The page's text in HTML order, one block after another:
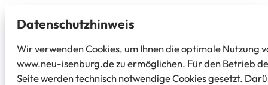
Datenschutz­hinweis
Wir verwenden Cookies, um Ihnen die optimale Nutzung
www.neu-isenburg.de zu ermöglichen. Für den Betrieb
Seite werden technisch notwendige Cookies gesetzt.